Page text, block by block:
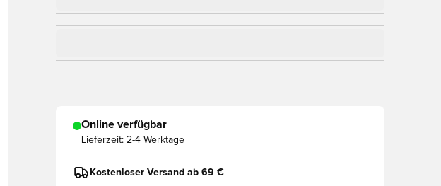
Online verfügbar
Lieferzeit: 2-4 Werktage
Kostenloser Versand ab 69 €